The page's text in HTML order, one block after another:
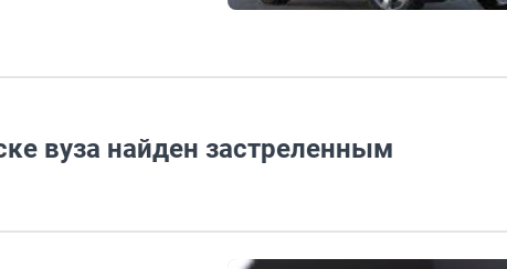
вуза найден застреленным